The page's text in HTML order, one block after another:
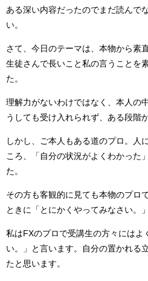
ある深い内容だったのでまだ読んで
い。
さて、今日のテーマは、本物から素
生徒さんで長いこと私の言うことを
た。
理解力がないわけではなく、本人の
うしても受け入れられず、ある段階
しかし、ご本人もある道のプロ。人
ころ、「自分の状況がよくわかった
た。
その方も客観的に見ても本物のプロ
ときに「とにかくやってみなさい。
私はFXのプロで受講生の方々にはよ
い。」と言います。自分の置かれる
たと思います。